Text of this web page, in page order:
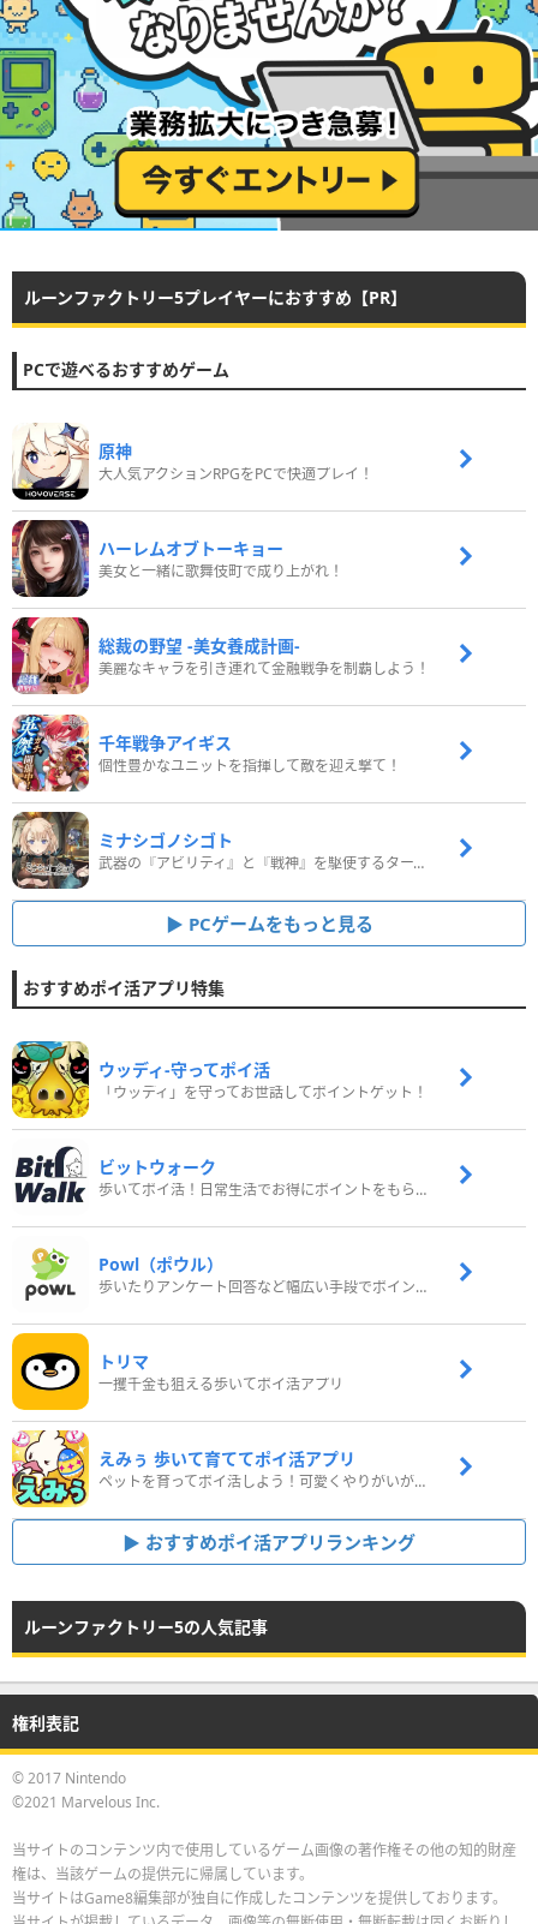
ルーンファクトリー5プレイヤーにおすすめ【PR】
PCで遊べるおすすめゲーム
原神
大人気アクションRPGをPCで快適プレイ！
ハーレムオブトーキョー
美女と一緒に歌舞伎町で成り上がれ！
総裁の野望 -美女養成計画-
美麗なキャラを引き連れて金融戦争を制覇しよう！
千年戦争アイギス
個性豊かなユニットを指揮して敵を迎え撃て！
ミナシゴノシゴト
武器の『アビリティ』と『戦神』を駆使するターン制コマンドバトルRPG！
PCゲームをもっと見る
おすすめポイ活アプリ特集
ウッディ‐守ってポイ活
「ウッディ」を守ってお世話してポイントゲット！
ビットウォーク
歩いてポイ活！日常生活でお得にポイントをもらおう
Powl（ポウル）
歩いたりアンケート回答など幅広い手段でポイントをゲット
トリマ
一攫千金も狙える歩いてポイ活アプリ
えみぅ 歩いて育ててポイ活アプリ
ペットを育ってポイ活しよう！可愛くやりがいがある新感覚アプリ
おすすめポイ活アプリランキング
ルーンファクトリー5の人気記事
権利表記
© 2017 Nintendo
©2021 Marvelous Inc.
当サイトのコンテンツ内で使用しているゲーム画像の著作権その他の知的財産
権は、当該ゲームの提供元に帰属しています。
当サイトはGame8編集部が独自に作成したコンテンツを提供しております。